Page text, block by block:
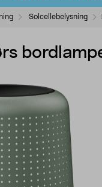
Solcellebelysning